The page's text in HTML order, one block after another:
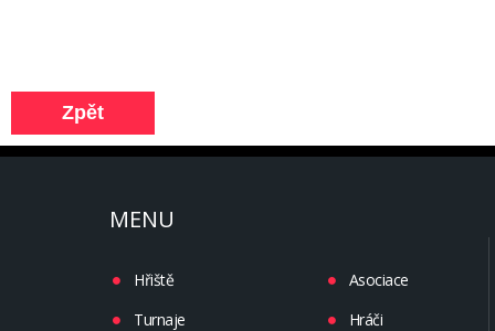
MENU
Hřiště
Turnaje
Asociace
Hráči